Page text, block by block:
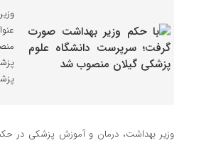
وزیر بهداشت، درمان و آموزش پزشکی در